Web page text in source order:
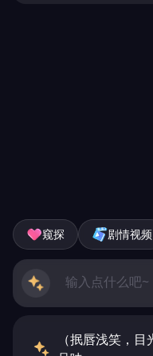
窥探 剧情视频
（抿唇浅笑，